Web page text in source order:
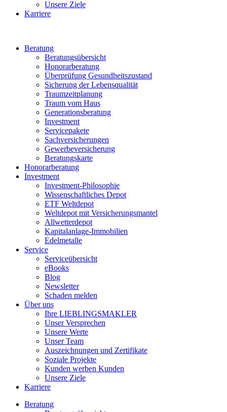
Unsere Ziele
Karriere
Beratung
Beratungsübersicht
Honorarberatung
Überprüfung Gesundheitszustand
Sicherung der Lebensqualität
Traumzeitplanung
Traum vom Haus
Generationsberatung
Investment
Servicepakete
Sachversicherungen
Gewerbeversicherung
Beratungskarte
Honorarberatung
Investment
Investment-Philosophie
Wissenschaftliches Depot
ETF Weltdepot
Weltdepot mit Versicherungsmantel
Allwetterdepot
Kapitalanlage-Immobilien
Edelmetalle
Service
Serviceübersicht
eBooks
Blog
Newsletter
Schaden melden
Über uns
Ihre LIEBLINGSMAKLER
Unser Versprechen
Unsere Werte
Unser Team
Auszeichnungen und Zertifikate
Soziale Projekte
Kunden werben Kunden
Unsere Ziele
Karriere
Beratung